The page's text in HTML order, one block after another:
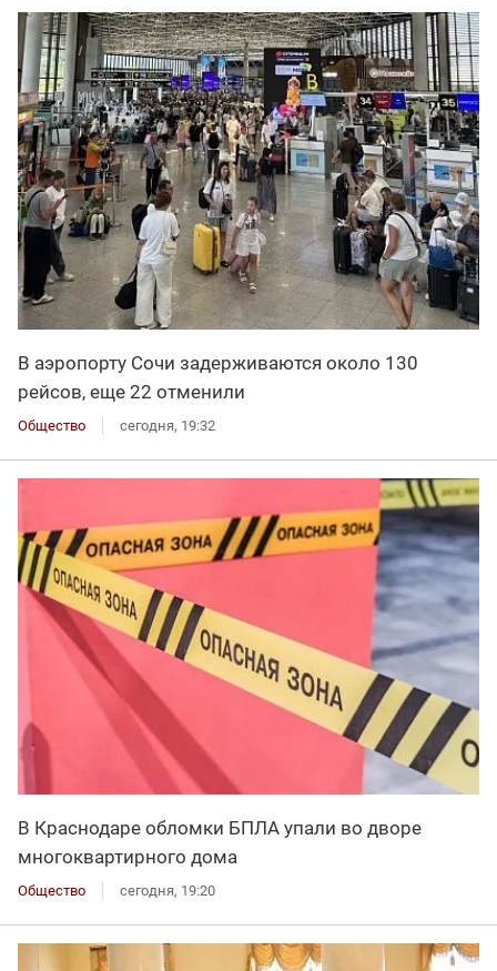
В аэропорту Сочи задерживаются около 130
рейсов, еще 22 отменили
Общество сегодня, 19:32
В Краснодаре обломки БПЛА упали во дворе
многоквартирного дома
Общество сегодня, 19:20